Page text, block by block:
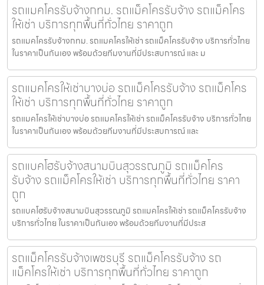
รถแมคโครรับจ้างกทม. รถแม็คโครรับจ้าง รถแม็คโคร
ให้เช่า บริการทุกพื้นที่ทั่วไทย ราคาถูก
รถแมคโครรับจ้างกทม. รถแมคโครให้เช่า รถแม็คโครรับจ้าง บริการทั่วไทย
ในราคาเป็นกันเอง พร้อมด้วยทีมงานที่มีประสบการณ์ และ ม
รถแมคโครให้เช่าบางบ่อ รถแม็คโครรับจ้าง รถแม็คโคร
ให้เช่า บริการทุกพื้นที่ทั่วไทย ราคาถูก
รถแมคโครให้เช่าบางบ่อ รถแมคโครให้เช่า รถแม็คโครรับจ้าง บริการทั่วไทย
ในราคาเป็นกันเอง พร้อมด้วยทีมงานที่มีประสบการณ์ และ
รถแบคโฮรับจ้างสนามบินสุวรรณภูมิ รถแม็คโคร
รับจ้าง รถแม็คโครให้เช่า บริการทุกพื้นที่ทั่วไทย ราคา
ถูก
รถแบคโฮรับจ้างสนามบินสุวรรณภูมิ รถแมคโครให้เช่า รถแม็คโครรับจ้าง
บริการทั่วไทย ในราคาเป็นกันเอง พร้อมด้วยทีมงานที่มีประส
รถแม็คโครรับจ้างเพชรบุรี รถแม็คโครรับจ้าง รถ
แม็คโครให้เช่า บริการทุกพื้นที่ทั่วไทย ราคาถูก